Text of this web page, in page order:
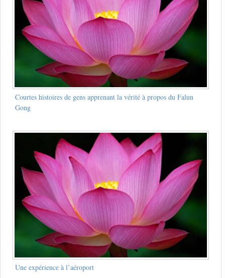
Courtes histoires de gens apprenant la vérité à propos du Falun
Gong
Une expérience à l’aéroport